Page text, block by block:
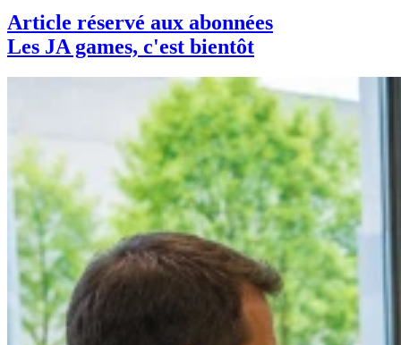
Article réservé aux abonnées
Les JA games, c'est bientôt